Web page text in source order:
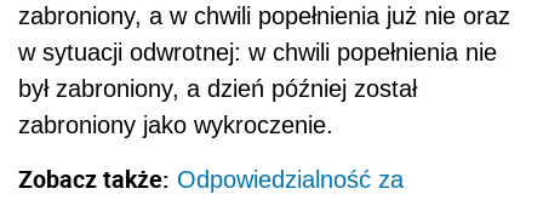
zabroniony, a w chwili popełnienia już nie oraz
w sytuacji odwrotnej: w chwili popełnienia nie
był zabroniony, a dzień później został
zabroniony jako wykroczenie.
Zobacz także: Odpowiedzialność za